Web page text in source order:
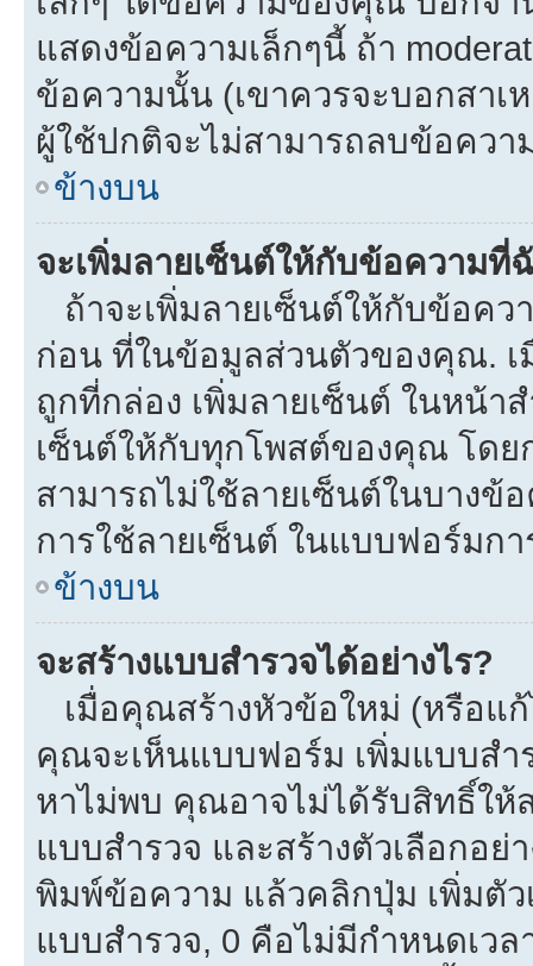
แสดงข้อความเล็กๆนี้ ถ้า
ข้อความนั้น (เขาควรจะบอกสา
ผู้ใช้ปกติจะไม่สามารถลบข้อคว
ข้างบน
จะเพิ่มลายเซ็นต์ให้กับข้อความที่
ถ้าจะเพิ่มลายเซ็นต์ให้กับข้อค
ก่อน ที่ในข้อมูลส่วนตัวของคุณ.
ถูกที่กล่อง เพิ่มลายเซ็นต์ ในหน้า
เซ็นต์ให้กับทุกโพสต์ของคุณ โด
สามารถไม่ใช้ลายเซ็นต์ในบางข้
การใช้ลายเซ็นต์ ในแบบฟอร์มก
ข้างบน
จะสร้างแบบสำรวจได้อย่างไร?
เมื่อคุณสร้างหัวข้อใหม่ (หรือแ
คุณจะเห็นแบบฟอร์ม เพิ่มแบบส
หาไม่พบ คุณอาจไม่ได้รับสิทธิ์ให้
แบบสำรวจ และสร้างตัวเลือกอย่
พิมพ์ข้อความ แล้วคลิกปุ่ม เพิ่มตั
แบบสำรวจ, 0 คือไม่มีกำหนดเว